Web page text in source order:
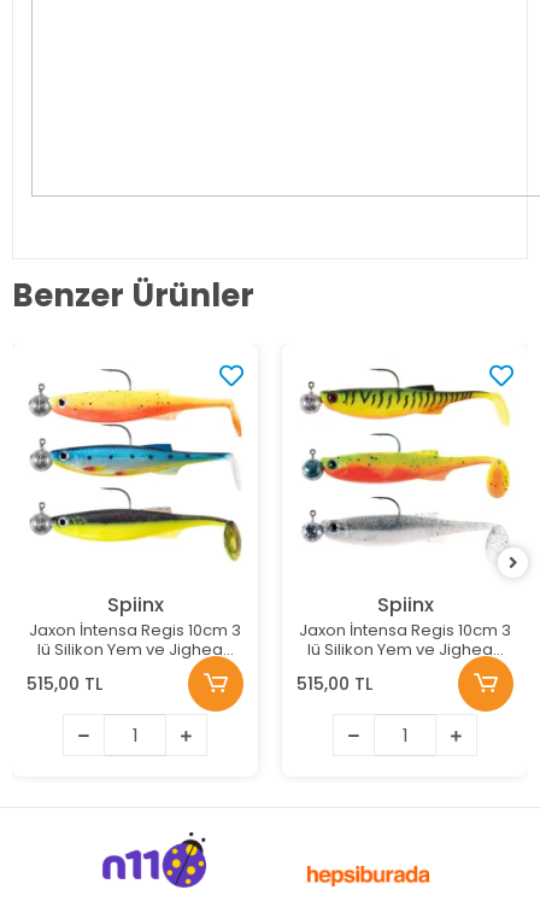
Benzer Ürünler
Spiinx
Jaxon İntensa Regis 10cm 3
lü Silikon Yem ve Jighead
515,00 TL
Spiinx
Jaxon İntensa Regis 10cm 3
lü Silikon Yem ve Jighead
515,00 TL